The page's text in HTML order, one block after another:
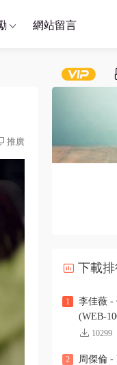
網站留言
推廣
下載
1
李佳薇 -
(WEB-
10299
2 周傑倫 -